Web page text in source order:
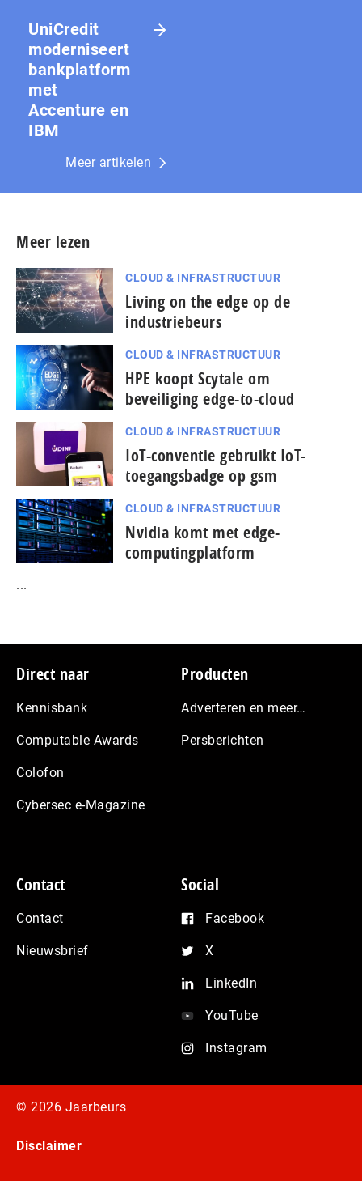
UniCredit
moderniseert
bankplatform
met
Accenture en
IBM
Meer artikelen
Meer lezen
CLOUD & INFRASTRUCTUUR
Living on the edge op de
industriebeurs
CLOUD & INFRASTRUCTUUR
HPE koopt Scytale om
beveiliging edge-to-cloud
CLOUD & INFRASTRUCTUUR
IoT-conventie gebruikt IoT-
toegangsbadge op gsm
CLOUD & INFRASTRUCTUUR
Nvidia komt met edge-
computingplatform
...
Footer
Direct naar
Kennisbank
Computable Awards
Colofon
Cybersec e-Magazine
Producten
Adverteren en meer…
Persberichten
Contact
Contact
Nieuwsbrief
Social
Facebook
X
LinkedIn
YouTube
Instagram
© 2026 Jaarbeurs
Disclaimer